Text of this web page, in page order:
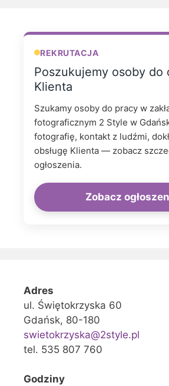
REKRUTACJA
Poszukujemy osoby do
Klienta
Szukamy osoby do pracy w
fotograficznym 2 Style w
fotografię, kontakt z ludźmi,
obsługę Klienta — zobacz
ogłoszenia.
Zobacz
Adres
ul. Świętokrzyska 60
Gdańsk, 80-180
swietokrzyska@2style.pl
tel. 535 807 760
Godziny